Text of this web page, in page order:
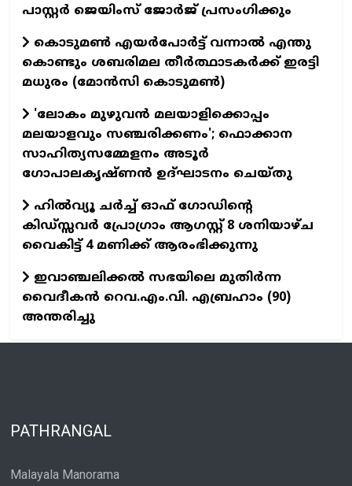
പാസ്റ്റർ ജെയിംസ് ജോർജ് പ്രസംഗിക്കും
കൊടുമൺ എയർപോർട്ട് വന്നാൽ എന്തു
കൊണ്ടും ശബരിമല തീർത്ഥാടകർക്ക് ഇരട്ടി
മധുരം (മോൻസി കൊടുമൺ)
'ലോകം മുഴുവൻ മലയാളിക്കൊപ്പം
മലയാളവും സഞ്ചരിക്കണം'; ഫൊക്കാന
സാഹിത്യസമ്മേളനം അടൂർ
ഗോപാലകൃഷ്ണൻ ഉദ്ഘാടനം ചെയ്തു
ഹിൽവ്യൂ ചർച്ച് ഓഫ് ഗോഡിന്റെ
കിഡ്സ്സവർ പ്രോഗ്രാം ആഗസ്റ്റ് 8 ശനിയാഴ്ച
വൈകിട്ട് 4 മണിക്ക് ആരംഭിക്കുന്നു
ഇവാഞ്ചലിക്കൽ സഭയിലെ മുതിർന്ന
വൈദീകൻ റെവ.എം.വി. എബ്രഹാം (90)
അന്തരിച്ചു
PATHRANGAL
Malayala Manorama